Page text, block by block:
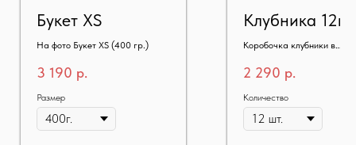
Букет XS
На фото Букет XS (400 гр.)
3 190 р.
Размер
Клубника 12шт
Коробочка клубники в
2 290 р.
Количество